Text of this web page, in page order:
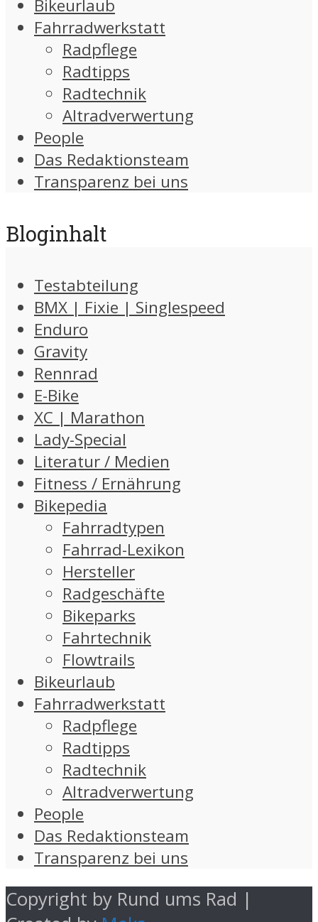
Bikeurlaub
Fahrradwerkstatt
Radpflege
Radtipps
Radtechnik
Altradverwertung
People
Das Redaktionsteam
Transparenz bei uns
Bloginhalt
Testabteilung
BMX | Fixie | Singlespeed
Enduro
Gravity
Rennrad
E-Bike
XC | Marathon
Lady-Special
Literatur / Medien
Fitness / Ernährung
Bikepedia
Fahrradtypen
Fahrrad-Lexikon
Hersteller
Radgeschäfte
Bikeparks
Fahrtechnik
Flowtrails
Bikeurlaub
Fahrradwerkstatt
Radpflege
Radtipps
Radtechnik
Altradverwertung
People
Das Redaktionsteam
Transparenz bei uns
Copyright by Rund ums Rad |